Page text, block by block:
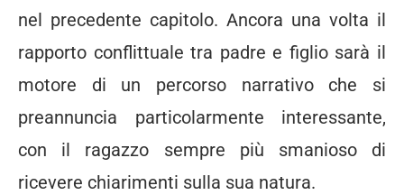
nel precedente capitolo. Ancora una volta il
rapporto conflittuale tra padre e figlio sarà il
motore di un percorso narrativo che si
preannuncia particolarmente interessante,
con il ragazzo sempre più smanioso di
ricevere chiarimenti sulla sua natura.